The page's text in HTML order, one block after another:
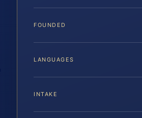
FOUNDED
LANGUAGES
INTAKE